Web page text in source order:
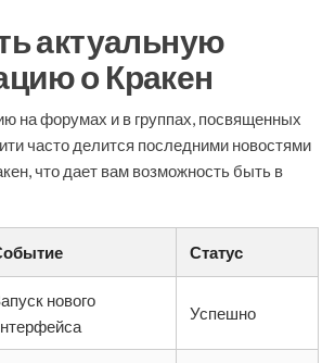
актуальную
о Кракен
на форумах и в группах, посвященных
часто делится последними новостями
что дает вам возможность быть в
Статус
нового
Успешно